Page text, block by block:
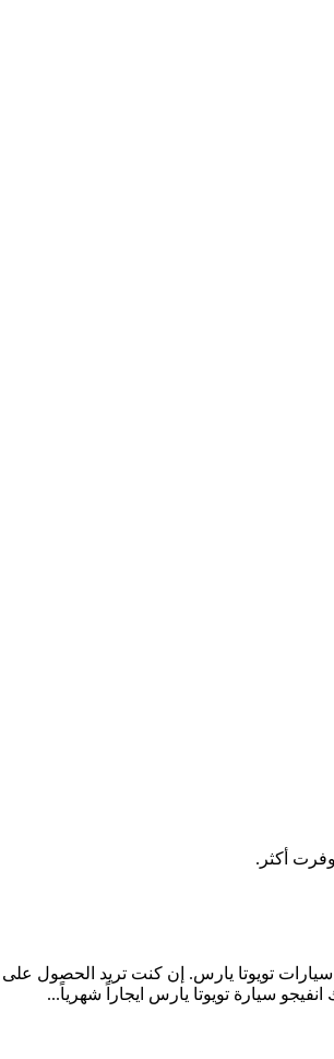
تويوتا يارس. إن كنت تريد الحصول
سيارة تويوتا يارس ايجاراً شهرياً...